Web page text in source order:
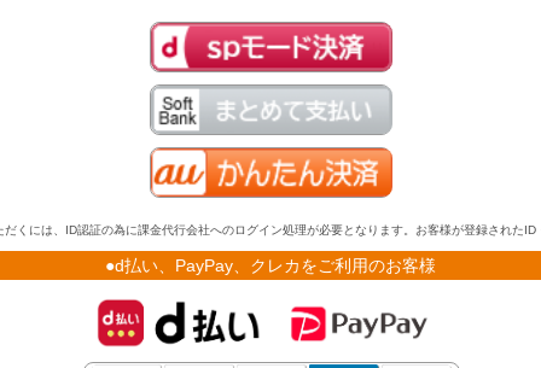
くには、ID認証の為に課金代行会社へのログイン処理が必要となります。お客様が登録されたID
●d払い、PayPay、クレカをご利用のお客様